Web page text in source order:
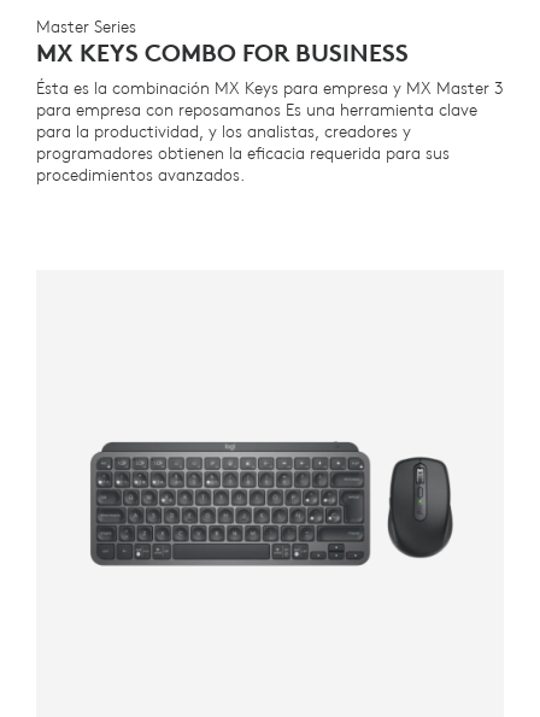
Master Series
MX KEYS COMBO FOR BUSINESS
Ésta es la combinación MX Keys para empresa y MX Master 3
para empresa con reposamanos Es una herramienta clave
para la productividad, y los analistas, creadores y
programadores obtienen la eficacia requerida para sus
procedimientos avanzados.